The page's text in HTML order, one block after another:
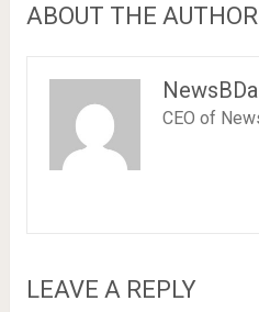
ABOUT THE AUTHOR
CEO of
LEAVE A REPLY